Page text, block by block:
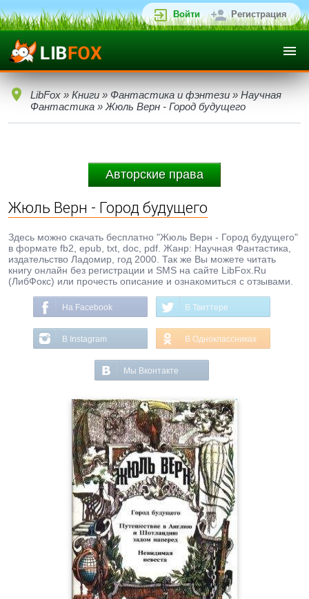
Войти Регистрация
LibFox » Книги » Фантастика и фэнтези » Научная
Фантастика » Жюль Верн - Город будущего
Авторские права
Жюль Верн - Город будущего
Здесь можно скачать бесплатно "Жюль Верн - Город будущего"
в формате fb2, epub, txt, doc, pdf. Жанр: Научная Фантастика,
издательство Ладомир, год 2000. Так же Вы можете читать
книгу онлайн без регистрации и SMS на сайте LibFox.Ru
(ЛибФокс) или прочесть описание и ознакомиться с отзывами.
На Facebook В Твиттере
В Instagram В Одноклассниках
Мы Вконтакте